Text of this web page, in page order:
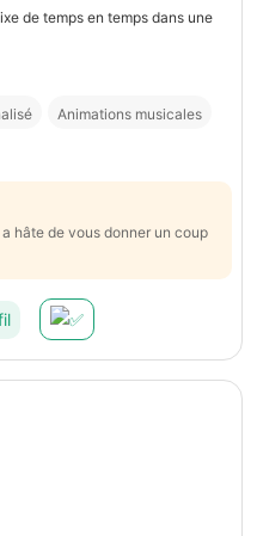
de temps en temps dans une
Animations musicales
hâte de vous donner un coup